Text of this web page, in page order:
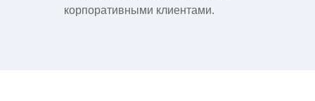
корпоративными клиентами.